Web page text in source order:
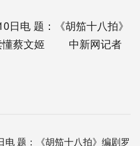
电 题：《胡笳十八拍》
懂蔡文姬 中新网记者
题：《胡笳十八拍》编剧罗